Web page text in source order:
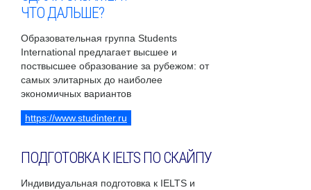
ЧТО ДАЛЬШЕ?
Образовательная группа Students
International предлагает высшее и
поствысшее образование за рубежом: от
самых элитарных до наиболее
экономичных вариантов
https://www.studinter.ru
ПОДГОТОВКА К IELTS ПО СКАЙПУ
Индивидуальная подготовка к IELTS и